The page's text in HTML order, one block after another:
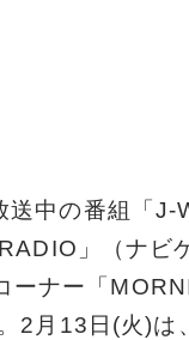
送中の番組「J-
」（ナビ
ーナー「
2月13日(火)は